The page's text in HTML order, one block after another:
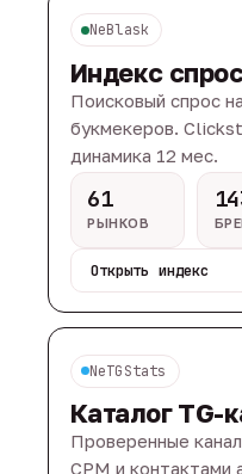
NeBlask
Индекс
Поисковый спрос
букмекеров.
динамика 12 мес.
61
РЫНКОВ
Открыть индекс
NeTGStats
Каталог TG-
Проверенные
CPM и контактами